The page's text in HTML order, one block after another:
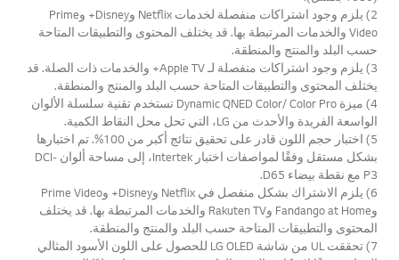
2) يلزم وجود اشتراكات منفصلة لخدمات Netflix وDisney+ وPrime
Video والخدمات المرتبطة بها. قد يختلف المحتوى والتطبيقات المتاحة
حسب البلد والمنتج والمنطقة.
3) يلزم وجود اشتراكات منفصلة لـ Apple TV+ والخدمات ذات الصلة. قد
يختلف المحتوى والتطبيقات المتاحة حسب البلد والمنتج والمنطقة.
4) ميزة Dynamic QNED Color/ Color Pro تستخدم تقنية سلسلة الألوان
الواسعة الفريدة والأحدث من LG، التي تحل محل النقاط الكمية.
5) اختبار حجم اللون قادر على تحقيق نتائج أكبر من 100%. تم اختبارها
بشكل مستقل وفقًا لمواصفات اختبار Intertek، إلى مساحة ألوان DCI-
P3 مع نقطة بيضاء D65.
6) يلزم الاشتراك بشكل منفصل في Netflix وDisney+ وPrime Video
وFandango at Home وRakuten TV والخدمات المرتبطة بها. قد يختلف
المحتوى والتطبيقات المتاحة حسب البلد والمنتج والمنطقة.
7) تحققت UL من شاشة LG OLED للحصول على اللون الأسود المثالي